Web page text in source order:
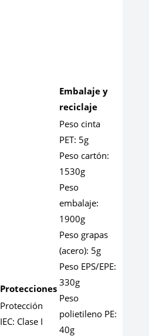
Protecciones
Protección
IEC: Clase I
Embalaje y
reciclaje
Peso cinta
PET: 5g
Peso cartón:
1530g
Peso
embalaje:
1900g
Peso grapas
(acero): 5g
Peso EPS/EPE:
330g
Peso
polietileno PE:
40g